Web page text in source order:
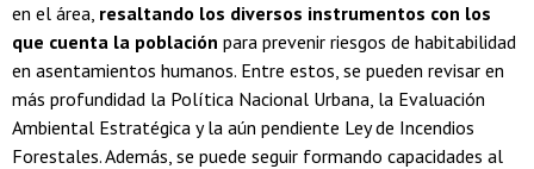
en el área, resaltando los diversos instrumentos con los
que cuenta la población para prevenir riesgos de habitabilidad
en asentamientos humanos. Entre estos, se pueden revisar en
más profundidad la Política Nacional Urbana, la Evaluación
Ambiental Estratégica y la aún pendiente Ley de Incendios
Forestales. Además, se puede seguir formando capacidades al